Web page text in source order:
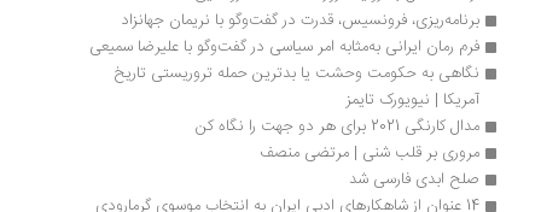
برنامه‌ریزی، فرونسیس، قدرت در گفت‌وگو با نریمان جهانزاد
فرم رمان ایرانی به‌مثابه امر سیاسی در گفت‌وگو با علیرضا سمیعی
نگاهی به حکومت وحشت یا بدترین حمله تروریستی تاریخ
آمریکا | نیویورک تایمز
مدال کارنگی 2021 برای هر دو جهت را نگاه کن
مروری بر قلب شنی | مرتضی منصف
صلح ابدی فارسی شد